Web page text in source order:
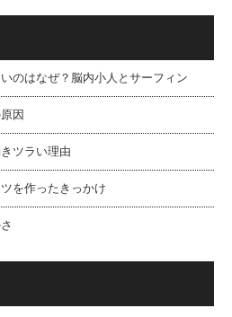
のはなぜ？脳内小人とサーフィン
因
ツラい理由
を作ったきっかけ